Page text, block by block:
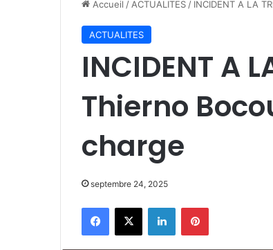
Accueil / ACTUALITES / INCIDENT A LA
ACTUALITES
INCIDENT A
Thierno
charge
septembre 24, 2025
Facebook
X LinkedinPinterest